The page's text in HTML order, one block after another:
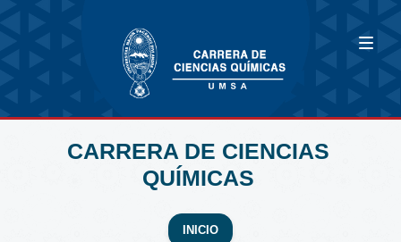
CARRERA DE CIENCIAS
QUÍMICAS
INICIO